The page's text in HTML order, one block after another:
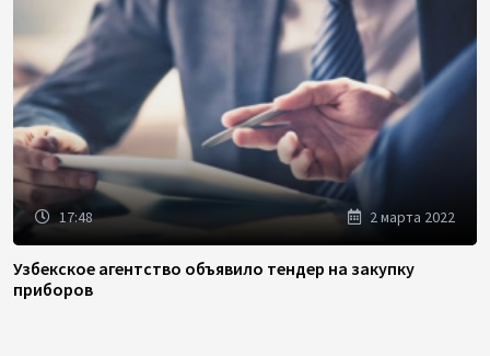
17:48 2 марта 2022
Узбекское агентство объявило тендер на закупку
приборов